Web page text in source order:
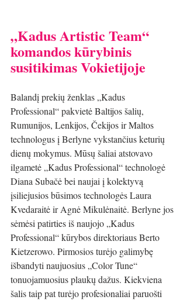
„Kadus Artistic Team“
komandos kūrybinis
susitikimas Vokietijoje
Balandį prekių ženklas „Kadus
Professional“ pakvietė Baltijos šalių,
Rumunijos, Lenkijos, Čekijos ir Maltos
technologus į Berlyne vykstančius keturių
dienų mokymus. Mūsų šaliai atstovavo
ilgametė „Kadus Professional“ technologė
Diana Subačė bei naujai į kolektyvą
įsiliejusios būsimos technologės Laura
Kvedaraitė ir Agnė Mikulėnaitė. Berlyne jos
sėmėsi patirties iš naujojo „Kadus
Professional“ kūrybos direktoriaus Berto
Kietzerowo. Pirmosios turėjo galimybę
išbandyti naujuosius „Color Tune“
tonuojamuosius plaukų dažus. Kiekviena
šalis taip pat turėjo profesionaliai paruošti